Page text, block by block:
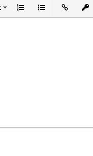
Нумерованный список
Маркированный
Вставить